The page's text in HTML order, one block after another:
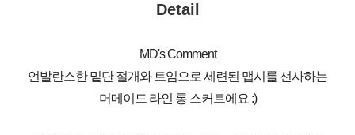
Detail
MD's Comment
언발란스한 밑단 절개와 트임으로 세련된 맵시를 선사하는
머메이드 라인 롱 스커트에요 :)